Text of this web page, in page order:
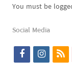
You must be
Social Media
f
i
r